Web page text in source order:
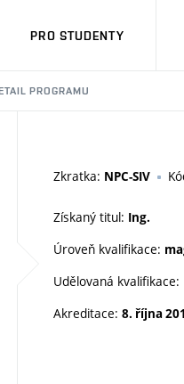
PRO STUDENTY
PROGRAMU
Zkratka: NPC-SIV
Získaný titul: Ing.
Úroveň kvalifikace:
Udělovaná kvalifikace:
Akreditace: 8. října